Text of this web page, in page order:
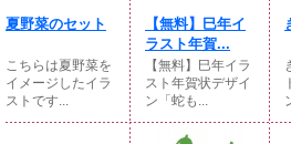
夏野菜のセット
こちらは夏野菜を
イメージしたイラ
ストです...
【無料】巳年イ
ラスト年賀...
【無料】巳年イラ
スト年賀状デザイ
ン「蛇も...